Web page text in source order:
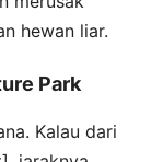
hewan liar.
Park
Kalau dari